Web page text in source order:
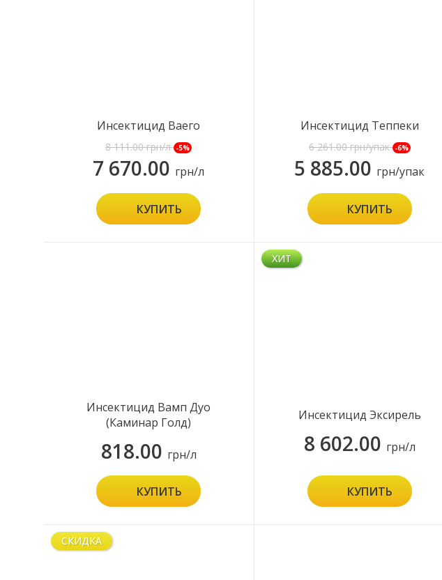
Инсектицид Ваего
8 111.00грн/л -5%
7 670.00 грн/л
КУПИТЬ
Инсектицид Теппеки
6 261.00грн/упак -6%
5 885.00 грн/упак
КУПИТЬ
Инсектицид Вамп Дуо
(Каминар Голд)
818.00 грн/л
КУПИТЬ
ХИТ
Инсектицид Эксирель
8 602.00 грн/л
КУПИТЬ
СКИДКА